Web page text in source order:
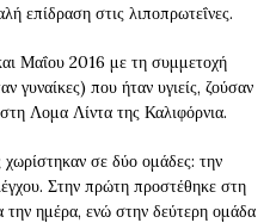
επίδραση στις λιποπρωτεΐνες.
Μαΐου 2016 με τη συμμετοχή
που ήταν υγιείς, ζούσαν
Λομα Λίντα της Καλιφόρνια.
χωρίστηκαν σε δύο ομάδες: την
Στην πρώτη προστέθηκε στη
την ημέρα, ενώ στην δεύτερη ομάδα